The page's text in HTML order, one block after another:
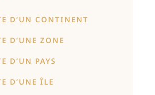
D’UN CONTINENT
D’UNE ZONE
D’UN PAYS
D’UNE ÎLE